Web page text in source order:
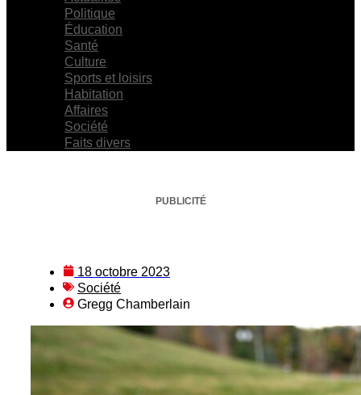
Politique
Éducation
Santé
Culture
Sports et loisirs
Habitation
Affaires
Société
Faits divers
PUBLICITÉ
18 octobre 2023
Société
Gregg Chamberlain